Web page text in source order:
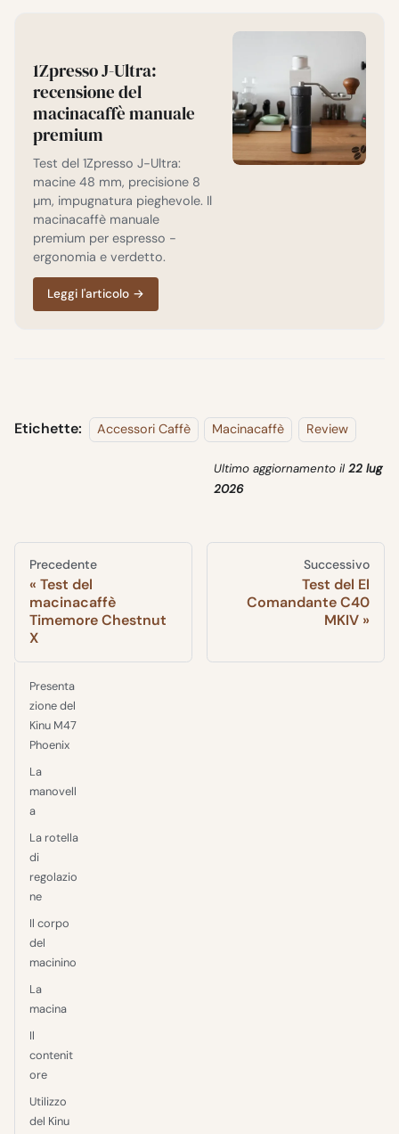
1Zpresso J-Ultra:
recensione del
macinacaffè manuale
premium
Test del 1Zpresso J-Ultra:
macine 48 mm, precisione 8
µm, impugnatura pieghevole. Il
macinacaffè manuale
premium per espresso -
ergonomia e verdetto.
Leggi l'articolo →
Etichette: Accessori Caffè Macinacaffè Review
Ultimo aggiornamento il 22 lug
2026
Precedente
Test del
macinacaffè
Timemore Chestnut
X
Successivo
Test del El
Comandante C40
MKIV
Presenta
zione del
Kinu M47
Phoenix
La
manovell
a
La rotella
di
regolazio
ne
Il corpo
del
macinino
La
macina
Il
contenit
ore
Utilizzo
del Kinu